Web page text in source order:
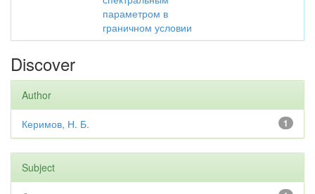
параметром в
граничном условии
Discover
Author
1
Керимов, Н. Б.
Subject